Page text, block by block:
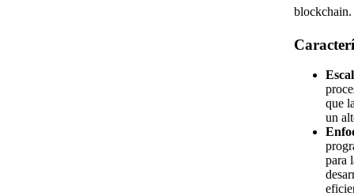
blockchain.
que
un
para